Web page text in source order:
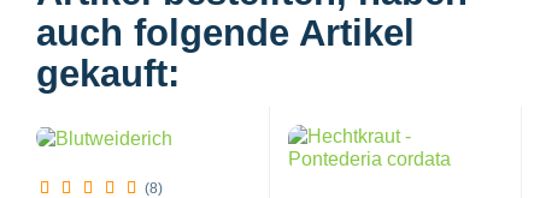
auch folgende Artikel
gekauft:
(8)